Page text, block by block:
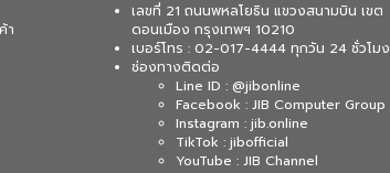
า
เลขที่ 21 ถนนพหลโยธิน แขวงสนามบิน เขต
ดอนเมือง กรุงเทพฯ 10210
เบอร์โทร : 02-017-4444 ทุกวัน 24 ชั่วโมง
ช่องทางติดต่อ
Line ID : @jibonline
Facebook : JIB Computer Group
Instagram : jib.online
TikTok : jibofficial
YouTube : JIB Channel